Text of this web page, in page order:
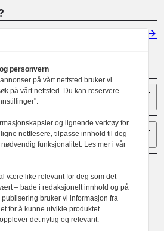
mer her.
arkitekters landsforbund.
personvern
på vårt nettsted bruker vi
på vårt nettsted. Du kan reservere
og lignende verktøy for
nettlesere, tilpasse innhold til deg
funksjonalitet. Les mer i vår
være like relevant for deg som det
– bade i redaksjonelt innhold og på
bruker vi informasjon fra
for å kunne utvikle produktet
det nyttig og relevant.